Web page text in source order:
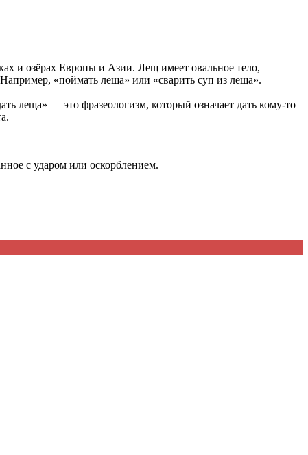
и озёрах Европы и Азии. Лещ имеет овальное тело,
«поймать леща» или «сварить суп из леща».
леща» — это фразеологизм, который означает дать кому-то
с ударом или оскорблением.